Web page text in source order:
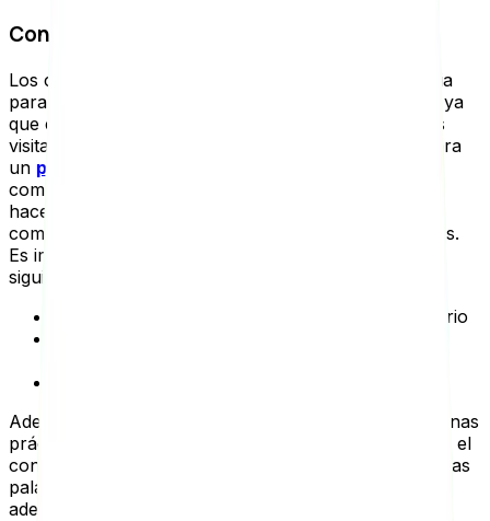
Contenido de calidad
Los contenidos de alta calidad son de gran relevancia
para el SEO on Page y, por supuesto, para Google, ya
que es aquel que es realmente útil y valioso para tus
visitantes, y con el cual interactúan. Es necesario para
un posicionamiento
como Google analizan el contenido y lo utilizan para
hacerse una idea de que tan relevante es tu página
comparada con otras que hablan de los mismo temas.
Es importante que el contenido responda a los
siguientes elementos:
Responder a la intención de búsqueda del usuario
Además deber tener cuidado de no implementar algunas
prácticas que podrían causar una penalización como el
contenido duplicado, canibalización y la densidad de las
palabras clave, los cuales veremos con detalle más
adelante.